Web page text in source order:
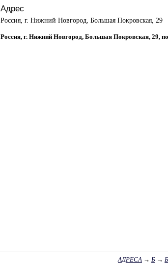
Адрес
Россия, г. Нижний Новгород, Большая Покровская, 29
Россия, г. Нижний Новгород, Большая Покровская, 29,
АДРЕСА → Б→